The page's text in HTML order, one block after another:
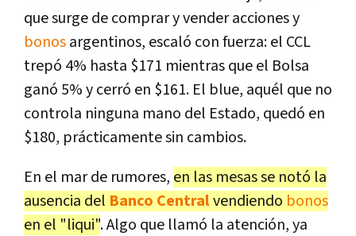
que surge de comprar y vender acciones y
bonosargentinos, escaló con fuerza: el CCL
trepó 4% hasta $171 mientras que el Bolsa
ganó 5% y cerró en $161. El blue, aquél que no
controla ninguna mano del Estado, quedó en
$180, prácticamente sin cambios.
En el mar de rumores, en las mesas se notó la
ausencia del Banco Centralvendiendo bonos
en el "liqui". Algo que llamó la atención, ya